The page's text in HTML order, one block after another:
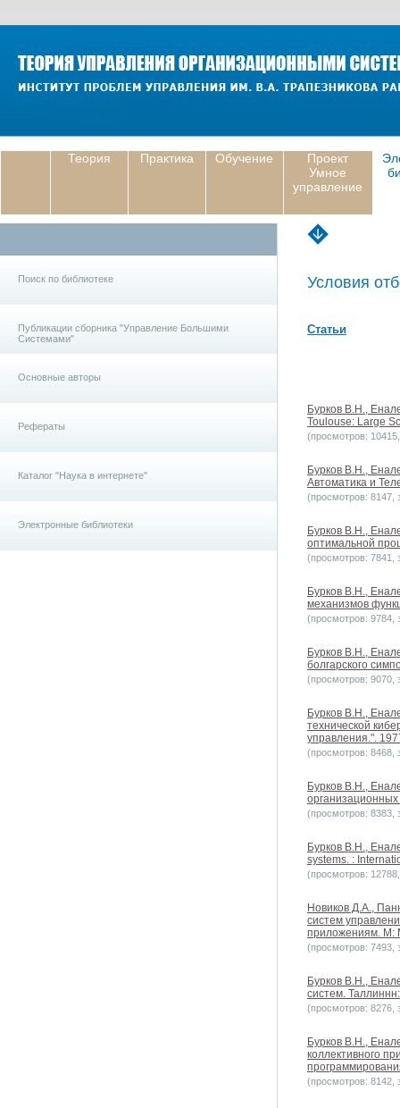
Теория Практика Обучение
Проект
Умное
управление
Поиск по библиотеке
Публикации сборника "Управление Большими
Системами"
Основные авторы
Рефераты
Каталог "Наука в интернете"
Электронные библиотеки
Условия
Статьи
Бурков B.H.,
Toulouse: Large
(просмотров:
Бурков B.H.,
Автоматика и
(просмотров: 8147,
Бурков B.H.,
оптимальной
(просмотров: 7841,
Бурков B.H.,
механизмов
(просмотров: 9784,
Бурков B.H.,
болгарского
(просмотров: 9070,
Бурков B.H.,
технической
управления.".
(просмотров: 8468,
Бурков B.H.,
(просмотров: 8383,
Бурков B.H.,
systems. :
(просмотров:
Новиков Д.А.,
систем
приложениям. М:
(просмотров: 7493,
Бурков B.H.,
систем.
(просмотров: 8276,
Бурков B.H.,
коллективного
(просмотров: 8142,